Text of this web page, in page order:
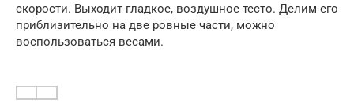
скорости. Выходит гладкое, воздушное тесто. Делим его
приблизительно на две ровные части, можно
воспользоваться весами.